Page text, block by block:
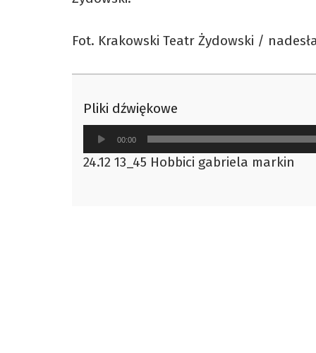
Fot. Krakowski Teatr Żydowski /
Pliki dźwiękowe
Odtwarzacz
plików
dźwiękowych
00:00
24.12 13_45 Hobbici gabriela markin